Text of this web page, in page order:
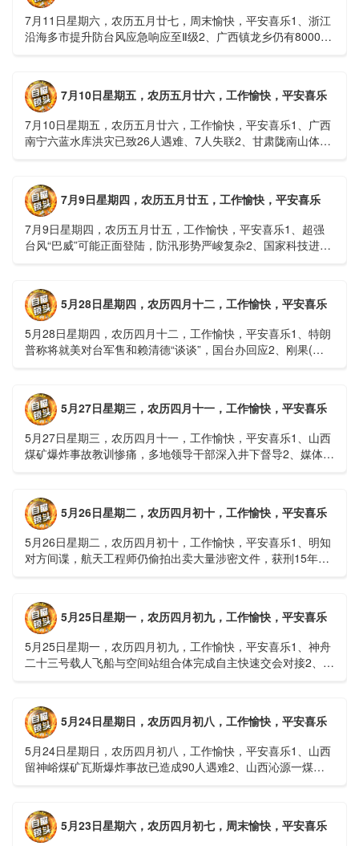
7月11日星期六，农历五月廿七，周末愉快，平安喜乐1、浙江
沿海多市提升防台风应急响应至Ⅱ级2、广西镇龙乡仍有8000多
7月10日星期五，农历五月廿六，工作愉快，平安喜乐
7月10日星期五，农历五月廿六，工作愉快，平安喜乐1、广西
南宁六蓝水库洪灾已致26人遇难、7人失联2、甘肃陇南山体滑
7月9日星期四，农历五月廿五，工作愉快，平安喜乐
7月9日星期四，农历五月廿五，工作愉快，平安喜乐1、超强
台风“巴威”可能正面登陆，防汛形势严峻复杂2、国家科技进步
5月28日星期四，农历四月十二，工作愉快，平安喜乐
5月28日星期四，农历四月十二，工作愉快，平安喜乐1、特朗
普称将就美对台军售和赖清德“谈谈”，国台办回应2、刚果(金)
5月27日星期三，农历四月十一，工作愉快，平安喜乐
5月27日星期三，农历四月十一，工作愉快，平安喜乐1、山西
煤矿爆炸事故教训惨痛，多地领导干部深入井下督导2、媒体：
5月26日星期二，农历四月初十，工作愉快，平安喜乐
5月26日星期二，农历四月初十，工作愉快，平安喜乐1、明知
对方间谍，航天工程师仍偷拍出卖大量涉密文件，获刑15年
5月25日星期一，农历四月初九，工作愉快，平安喜乐
5月25日星期一，农历四月初九，工作愉快，平安喜乐1、神舟
二十三号载人飞船与空间站组合体完成自主快速交会对接2、山
5月24日星期日，农历四月初八，工作愉快，平安喜乐
5月24日星期日，农历四月初八，工作愉快，平安喜乐1、山西
留神峪煤矿瓦斯爆炸事故已造成90人遇难2、山西沁源一煤矿
5月23日星期六，农历四月初七，周末愉快，平安喜乐